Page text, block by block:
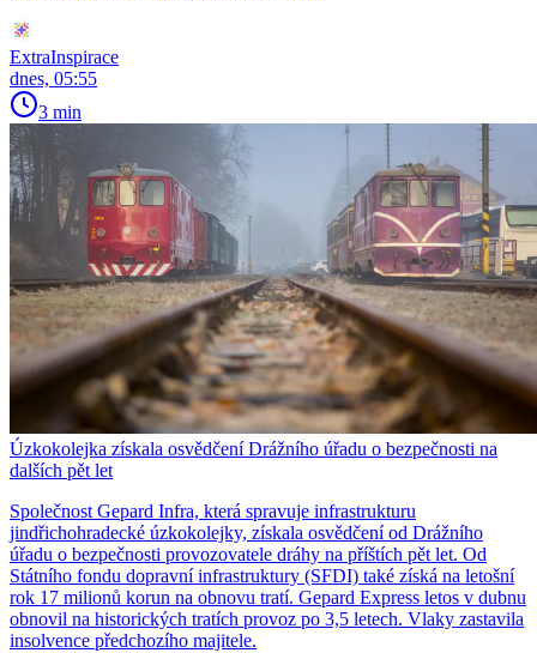
ExtraInspirace
dnes, 05:55
3 min
Úzkokolejka získala osvědčení Drážního úřadu o bezpečnosti na
dalších pět let
Společnost Gepard Infra, která spravuje infrastrukturu
jindřichohradecké úzkokolejky, získala osvědčení od Drážního
úřadu o bezpečnosti provozovatele dráhy na příštích pět let. Od
Státního fondu dopravní infrastruktury (SFDI) také získá na letošní
rok 17 milionů korun na obnovu tratí. Gepard Express letos v dubnu
obnovil na historických tratích provoz po 3,5 letech. Vlaky zastavila
insolvence předchozího majitele.